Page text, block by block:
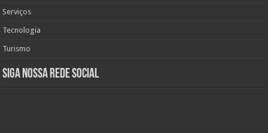
Serviços
Tecnologia
Turismo
Siga nossa rede social